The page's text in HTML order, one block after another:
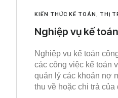
KIẾN THỨC KẾ TOÁN THỊ
Nghiệp vụ kế
Nghiệp vụ kế toán
các công việc kế toán
quản lý các khoản nợ
thu về hoặc chi trả của